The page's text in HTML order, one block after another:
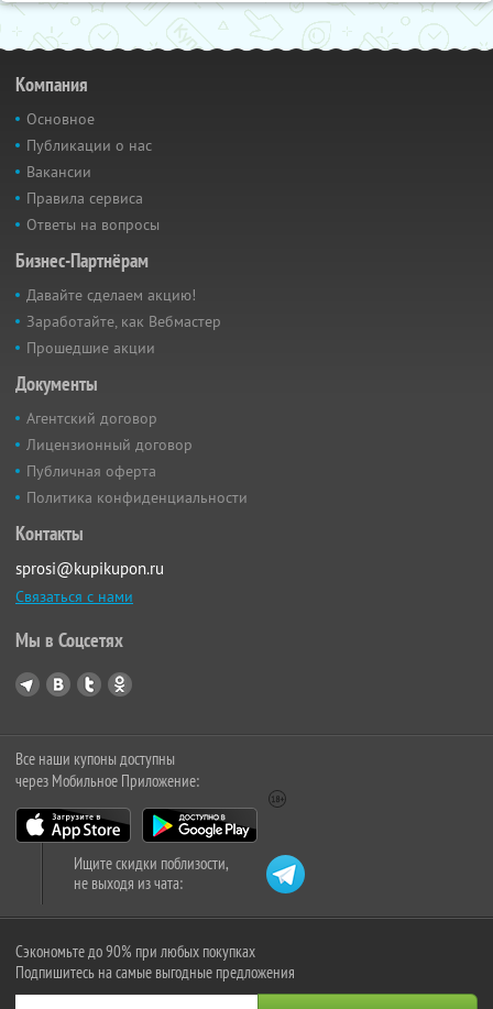
Компания
Основное
Публикации о нас
Вакансии
Правила сервиса
Ответы на вопросы
Бизнес-Партнёрам
Давайте сделаем акцию!
Заработайте, как Вебмастер
Прошедшие акции
Документы
Агентский договор
Лицензионный договор
Публичная оферта
Политика конфиденциальности
Контакты
sprosi@kupikupon.ru
Связаться с нами
Мы в Соцсетях
Все наши купоны доступны
через Мобильное Приложение:
Ищите скидки поблизости,
не выходя из чата:
Сэкономьте до 90% при любых покупках
Подпишитесь на самые выгодные предложения